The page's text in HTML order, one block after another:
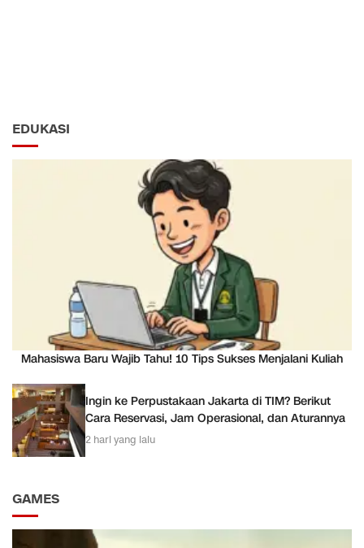
EDUKASI
Mahasiswa Baru Wajib Tahu! 10 Tips Sukses Menjalani Kuliah
Ingin ke Perpustakaan Jakarta di TIM? Berikut
Cara Reservasi, Jam Operasional, dan Aturannya
2 hari yang lalu
GAMES